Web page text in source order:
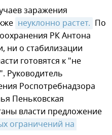
заражения
неуклонно растет. По
РК Антона
ни о стабилизации
готовятся к "не
Руководитель
Роспотребнадзора
Пеньковская
власти предложение
ограничений на